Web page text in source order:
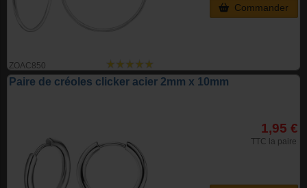
ZOAC850
Commander
Paire de créoles clicker acier 2mm x 10mm
1,95 €
TTC la paire